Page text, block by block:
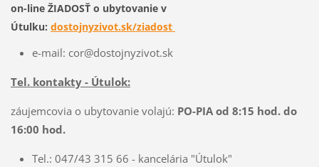
on-line ŽIADOSŤ o ubytovanie v
Útulku: dostojnyzivot.sk/ziadost
e-mail: cor@dostojnyzivot.sk
Tel. kontakty - Útulok:
záujemcovia o ubytovanie volajú: PO-PIA od 8:15 hod. do
16:00 hod.
Tel.: 047/43 315 66 - kancelária "Útulok"